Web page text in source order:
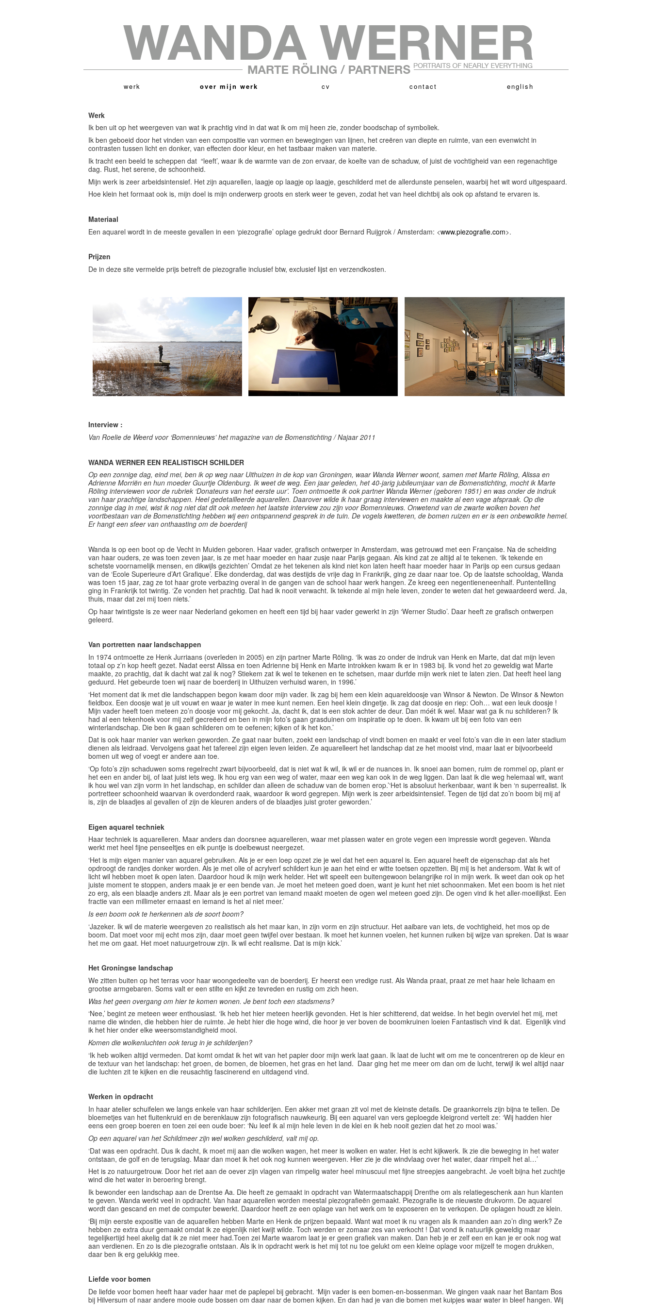
werk over mijn werk cv contact english
Werk
Ik ben uit op het weergeven van wat ik prachtig vind in dat wat ik om mij heen zie, zonder boodschap of symboliek.
Ik ben geboeid door het vinden van een compositie van vormen en bewegingen van lijnen, het creëren van diepte en ruimte, van een evenwicht in
contrasten tussen licht en donker, van effecten door kleur, en het tastbaar maken van materie.
Ik tracht een beeld te scheppen dat “leeft’, waar ik de warmte van de zon ervaar, de koelte van de schaduw, of juist de vochtigheid van een regenachtige
dag. Rust, het serene, de schoonheid.
Mijn werk is zeer arbeidsintensief. Het zijn aquarellen, laagje op laagje op laagje, geschilderd met de allerdunste penselen, waarbij het wit word uitgespaard.
Hoe klein het formaat ook is, mijn doel is mijn onderwerp groots en sterk weer te geven, zodat het van heel dichtbij als ook op afstand te ervaren is.
Materiaal
Een aquarel wordt in de meeste gevallen in een ‘piezografie’ oplage gedrukt door Bernard Ruijgrok / Amsterdam: <www.piezografie.com>.
Prijzen
De in deze site vermelde prijs betreft de piezografie inclusief btw, exclusief lijst en verzendkosten.
Interview :
Van Roelie de Weerd voor ‘Bomennieuws’ het magazine van de Bomenstichting / Najaar 2011
WANDA WERNER EEN REALISTISCH SCHILDER
Op een zonnige dag, eind mei, ben ik op weg naar Uithuizen in de kop van Groningen, waar Wanda Werner woont, samen met Marte Röling, Alissa en
Adrienne Morriën en hun moeder Guurtje Oldenburg. Ik weet de weg. Een jaar geleden, het 40-jarig jubileumjaar van de Bomenstichting, mocht ik Marte
Röling interviewen voor de rubriek ‘Donateurs van het eerste uur’. Toen ontmoette ik ook partner Wanda Werner (geboren 1951) en was onder de indruk
van haar prachtige landschappen. Heel gedetailleerde aquarellen. Daarover wilde ik haar graag interviewen en maakte al een vage afspraak. Op die
zonnige dag in mei, wist ik nog niet dat dit ook meteen het laatste interview zou zijn voor Bomennieuws. Onwetend van de zwarte wolken boven het
voortbestaan van de Bomenstichting hebben wij een ontspannend gesprek in de tuin. De vogels kwetteren, de bomen ruizen en er is een onbewolkte hemel.
Er hangt een sfeer van onthaasting om de boerderij
Wanda is op een boot op de Vecht in Muiden geboren. Haar vader, grafisch ontwerper in Amsterdam, was getrouwd met een Française. Na de scheiding
van haar ouders, ze was toen zeven jaar, is ze met haar moeder en haar zusje naar Parijs gegaan. Als kind zat ze altijd al te tekenen. ‘Ik tekende en
schetste voornamelijk mensen, en dikwijls gezichten’ Omdat ze het tekenen als kind niet kon laten heeft haar moeder haar in Parijs op een cursus gedaan
van de ‘Ecole Superieure d’Art Grafique’. Elke donderdag, dat was destijds de vrije dag in Frankrijk, ging ze daar naar toe. Op de laatste schooldag, Wanda
was toen 15 jaar, zag ze tot haar grote verbazing overal in de gangen van de school haar werk hangen. Ze kreeg een negentieneneenhalf. Puntentelling
ging in Frankrijk tot twintig. ‘Ze vonden het prachtig. Dat had ik nooit verwacht. Ik tekende al mijn hele leven, zonder te weten dat het gewaardeerd werd. Ja,
thuis, maar dat zei mij toen niets.’
Op haar twintigste is ze weer naar Nederland gekomen en heeft een tijd bij haar vader gewerkt in zijn ‘Werner Studio’. Daar heeft ze grafisch ontwerpen
geleerd.
Van portretten naar landschappen
In 1974 ontmoette ze Henk Jurriaans (overleden in 2005) en zijn partner Marte Röling. ‘Ik was zo onder de indruk van Henk en Marte, dat dat mijn leven
totaal op z’n kop heeft gezet. Nadat eerst Alissa en toen Adrienne bij Henk en Marte introkken kwam ik er in 1983 bij. Ik vond het zo geweldig wat Marte
maakte, zo prachtig, dat ik dacht wat zal ik nog? Stiekem zat ik wel te tekenen en te schetsen, maar durfde mijn werk niet te laten zien. Dat heeft heel lang
geduurd. Het gebeurde toen wij naar de boerderij in Uithuizen verhuisd waren, in 1996.’
‘Het moment dat ik met die landschappen begon kwam door mijn vader. Ik zag bij hem een klein aquareldoosje van Winsor & Newton. De Winsor & Newton
fieldbox. Een doosje wat je uit vouwt en waar je water in mee kunt nemen. Een heel klein dingetje. Ik zag dat doosje en riep: Ooh… wat een leuk doosje !
Mijn vader heeft toen meteen zo’n doosje voor mij gekocht. Ja, dacht ik, dat is een stok achter de deur. Dan móét ik wel. Maar wat ga ik nu schilderen? Ik
had al een tekenhoek voor mij zelf gecreëerd en ben in mijn foto’s gaan grasduinen om inspiratie op te doen. Ik kwam uit bij een foto van een
winterlandschap. Die ben ik gaan schilderen om te oefenen; kijken of ik het kon.’
Dat is ook haar manier van werken geworden. Ze gaat naar buiten, zoekt een landschap of vindt bomen en maakt er veel foto’s van die in een later stadium
dienen als leidraad. Vervolgens gaat het tafereel zijn eigen leven leiden. Ze aquarelleert het landschap dat ze het mooist vind, maar laat er bijvoorbeeld
bomen uit weg of voegt er andere aan toe.
‘Op foto’s zijn schaduwen soms regelrecht zwart bijvoorbeeld, dat is niet wat ik wil, ik wil er de nuances in. Ik snoei aan bomen, ruim de rommel op, plant er
het een en ander bij, of laat juist iets weg. Ik hou erg van een weg of water, maar een weg kan ook in de weg liggen. Dan laat ik die weg helemaal wit, want
ik hou wel van zijn vorm in het landschap, en schilder dan alleen de schaduw van de bomen erop.’‘Het is absoluut herkenbaar, want ik ben ‘n superrealist. Ik
portretteer schoonheid waarvan ik overdonderd raak, waardoor ik word gegrepen. Mijn werk is zeer arbeidsintensief. Tegen de tijd dat zo’n boom bij mij af
is, zijn de blaadjes al gevallen of zijn de kleuren anders of de blaadjes juist groter geworden.’
Eigen aquarel techniek
Haar techniek is aquarelleren. Maar anders dan doorsnee aquarelleren, waar met plassen water en grote vegen een impressie wordt gegeven. Wanda
werkt met heel fijne penseeltjes en elk puntje is doelbewust neergezet.
‘Het is mijn eigen manier van aquarel gebruiken. Als je er een loep opzet zie je wel dat het een aquarel is. Een aquarel heeft de eigenschap dat als het
opdroogt de randjes donker worden. Als je met olie of acrylverf schildert kun je aan het eind er witte toetsen opzetten. Bij mij is het andersom. Wat ik wit of
licht wil hebben moet ik open laten. Daardoor houd ik mijn werk helder. Het wit speelt een buitengewoon belangrijke rol in mijn werk. Ik weet dan ook op het
juiste moment te stoppen, anders maak je er een bende van. Je moet het meteen goed doen, want je kunt het niet schoonmaken. Met een boom is het niet
zo erg, als een blaadje anders zit. Maar als je een portret van iemand maakt moeten de ogen wel meteen goed zijn. De ogen vind ik het aller-moeilijkst. Een
fractie van een millimeter ernaast en iemand is het al niet meer.’
Is een boom ook te herkennen als de soort boom?
‘Jazeker. Ik wil de materie weergeven zo realistisch als het maar kan, in zijn vorm en zijn structuur. Het aaibare van iets, de vochtigheid, het mos op de
boom. Dat moet voor mij echt mos zijn, daar moet geen twijfel over bestaan. Ik moet het kunnen voelen, het kunnen ruiken bij wijze van spreken. Dat is waar
het me om gaat. Het moet natuurgetrouw zijn. Ik wil echt realisme. Dat is mijn kick.’
Het Groningse landschap
We zitten buiten op het terras voor haar woongedeelte van de boerderij. Er heerst een vredige rust. Als Wanda praat, praat ze met haar hele lichaam en
grootse armgebaren. Soms valt er een stilte en kijkt ze tevreden en rustig om zich heen.
Was het geen overgang om hier te komen wonen. Je bent toch een stadsmens?
‘Nee,’ begint ze meteen weer enthousiast. ‘Ik heb het hier meteen heerlijk gevonden. Het is hier schitterend, dat weidse. In het begin overviel het mij, met
name die winden, die hebben hier de ruimte. Je hebt hier die hoge wind, die hoor je ver boven de boomkruinen loeien Fantastisch vind ik dat. Eigenlijk vind
ik het hier onder elke weersomstandigheid mooi.
Komen die wolkenluchten ook terug in je schilderijen?
‘Ik heb wolken altijd vermeden. Dat komt omdat ik het wit van het papier door mijn werk laat gaan. Ik laat de lucht wit om me te concentreren op de kleur en
de textuur van het landschap: het groen, de bomen, de bloemen, het gras en het land. Daar ging het me meer om dan om de lucht, terwijl ik wel altijd naar
die luchten zit te kijken en die reusachtig fascinerend en uitdagend vind.
Werken in opdracht
In haar atelier schuifelen we langs enkele van haar schilderijen. Een akker met graan zit vol met de kleinste details. De graankorrels zijn bijna te tellen. De
bloemetjes van het fluitenkruid en de berenklauw zijn fotografisch nauwkeurig. Bij een aquarel van vers geploegde kleigrond vertelt ze: ‘Wij hadden hier
eens een groep boeren en toen zei een oude boer: ‘Nu leef ik al mijn hele leven in de klei en ik heb nooit gezien dat het zo mooi was.’
Op een aquarel van het Schildmeer zijn wel wolken geschilderd, valt mij op.
‘Dat was een opdracht. Dus ik dacht, ik moet mij aan die wolken wagen, het meer is wolken en water. Het is echt kijkwerk. Ik zie die beweging in het water
ontstaan, de golf en de terugslag. Maar dan moet ik het ook nog kunnen weergeven. Hier zie je die windvlaag over het water, daar rimpelt het al…’
Het is zo natuurgetrouw. Door het riet aan de oever zijn vlagen van rimpelig water heel minuscuul met fijne streepjes aangebracht. Je voelt bijna het zuchtje
wind die het water in beroering brengt.
Ik bewonder een landschap aan de Drentse Aa. Die heeft ze gemaakt in opdracht van Watermaatschappij Drenthe om als relatiegeschenk aan hun klanten
te geven. Wanda werkt veel in opdracht. Van haar aquarellen worden meestal piezografieën gemaakt. Piezografie is de nieuwste drukvorm. De aquarel
wordt dan gescand en met de computer bewerkt. Daardoor heeft ze een oplage van het werk om te exposeren en te verkopen. De oplagen houdt ze klein.
‘Bij mijn eerste expositie van de aquarellen hebben Marte en Henk de prijzen bepaald. Want wat moet ik nu vragen als ik maanden aan zo’n ding werk? Ze
hebben ze extra duur gemaakt omdat ik ze eigenlijk niet kwijt wilde. Toch werden er zomaar zes van verkocht ! Dat vond ik natuurlijk geweldig maar
tegelijkertijd heel akelig dat ik ze niet meer had.Toen zei Marte waarom laat je er geen grafiek van maken. Dan heb je er zelf een en kan je er ook nog wat
aan verdienen. En zo is die piezografie ontstaan. Als ik in opdracht werk is het mij tot nu toe gelukt om een kleine oplage voor mijzelf te mogen drukken,
daar ben ik erg gelukkig mee.
Liefde voor bomen
De liefde voor bomen heeft haar vader haar met de paplepel bij gebracht. ‘Mijn vader is een bomen-en-bossenman. We gingen vaak naar het Bantam Bos
bij Hilversum of naar andere mooie oude bossen om daar naar de bomen kijken. En dan had je van die bomen met kuipjes waar water in bleef hangen. Wij